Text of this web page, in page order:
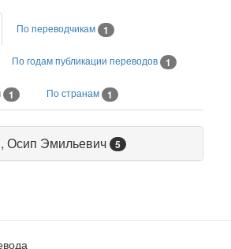
По переводчикам 1
По годам публикации переводов 1
1 По странам 1
Осип Эмильевич 5